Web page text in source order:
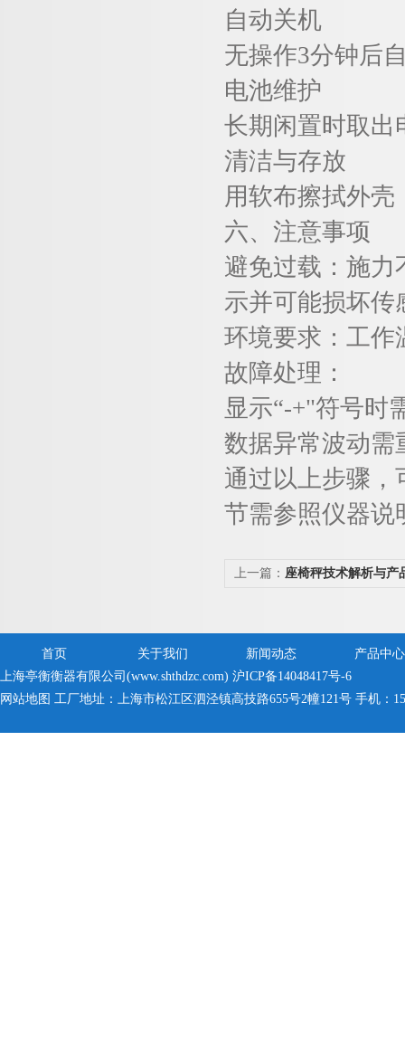
自动关机
无操作3分钟后
电池维护
长期闲置时取出
清洁与存放
用软布擦拭外
六、 注意事项
避免过载 ：施
示并可能损坏传
环境要求 ：工
故障处理 ：
显示“-+"符号时
数据异常波动需
通过以上步骤，
节需参照仪器说
上一篇： 座椅秤技术解析与产
首页 关于我们 新闻动态
产品中心
上海亭衡衡器有限公司(www.shthdzc.com) 沪ICP备14048417号-6
网站地图 工厂地址：上海市松江区泗泾镇高技路655号2幢121号 手机：